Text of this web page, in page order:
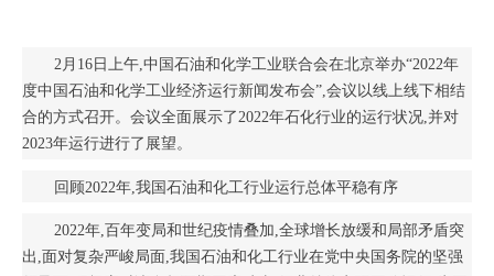
2月16日上午,中国石油和化学工业联合会在北京举办“2022年
度中国石油和化学工业经济运行新闻发布会”,会议以线上线下相结
合的方式召开。会议全面展示了2022年石化行业的运行状况,并对
2023年运行进行了展望。
回顾2022年,我国石油和化工行业运行总体平稳有序
2022年,百年变局和世纪疫情叠加,全球增长放缓和局部矛盾突
出,面对复杂严峻局面,我国石油和化工行业在党中央国务院的坚强